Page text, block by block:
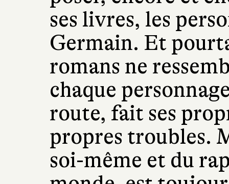
ses livres, les
Germain. Et
romans ne
chaque
route, fait ses
propres troubles.
soi-même et du